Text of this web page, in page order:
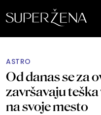
ASTRO
Od danas se za
završavaju
na svoje mesto